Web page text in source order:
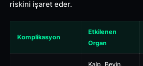
riskini işaret eder.
Komplikasyon
Etkilenen
Organ
Kalp, Beyin,